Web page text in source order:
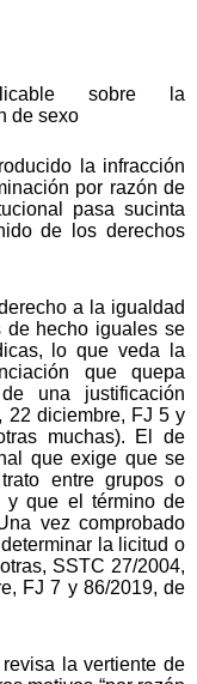
sobre la
de sexo
la infracción
por razón de
pasa sucinta
de los derechos
a la igualdad
de hecho iguales se
lo que veda la
que quepa
una justificación
22 diciembre, FJ 5 y
muchas). El de
que exige que se
entre grupos o
y que el término de
vez comprobado
la licitud o
SSTC 27/2004,
FJ 7 y 86/2019, de
la vertiente de